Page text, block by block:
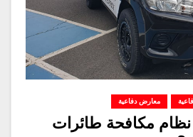
معارض دفاعية
نظام مكافحة طائرات